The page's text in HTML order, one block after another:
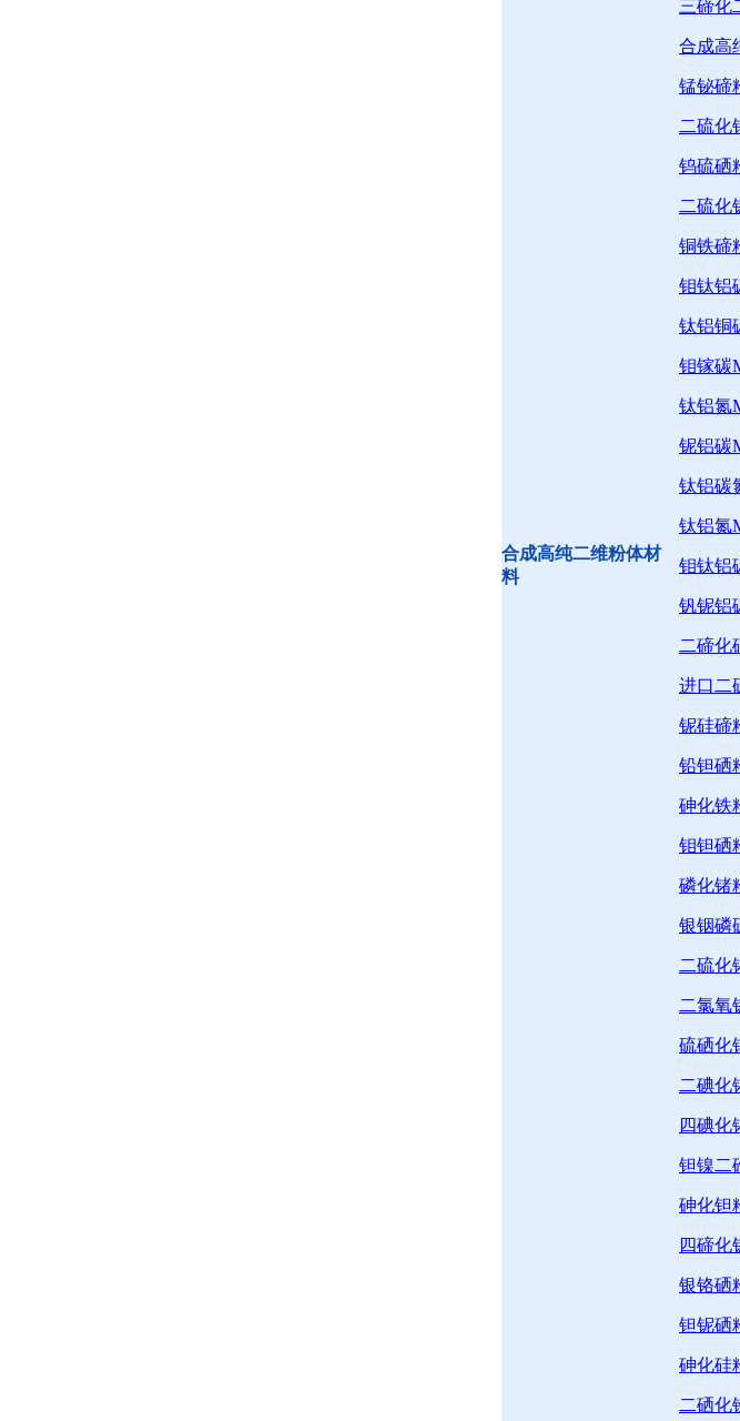
合成高纯二维粉体材
料
三碲化
合成高
锰铋碲
二硫化
钨硫硒
二硫化
铜铁碲
钼钛铝
钛铝铜
钼镓碳
钛铝氮
铌铝碳
钛铝碳
钛铝氮
钼钛铝
钒铌铝
二碲化
进口二
铌硅碲
铅钽硒
砷化铁
钼钽硒
磷化锗
银铟磷
二硫化
二氯氧
硫硒化
二碘化
四碘化
钽镍二
砷化钽
四碲化
银铬硒
钽铌硒
砷化硅
二硒化